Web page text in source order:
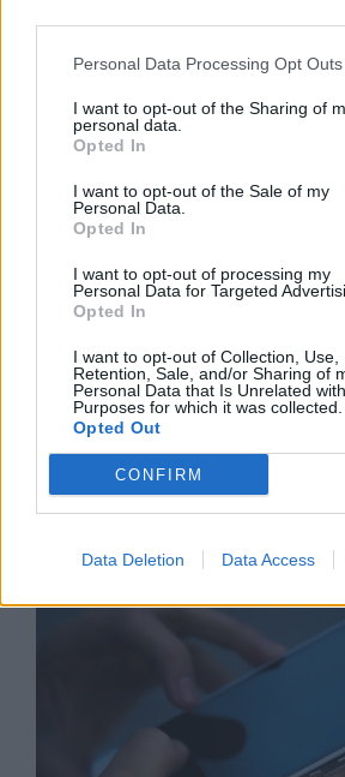
Personal Data Processing Opt Outs
I want to opt-out of the Sharing of
personal data.
Opted In
I want to opt-out of the Sale of my
Personal Data.
Opted In
I want to opt-out of processing my
Personal Data for Targeted
Opted In
I want to opt-out of Collection, Use,
Retention, Sale, and/or Sharing of
Personal Data that Is Unrelated
Purposes for which it was collected.
Opted Out
CONFIRM
Data Deletion Data Access
създаде нови
07.08.2026 / 15:30
Астронавти на NASA
открития космос